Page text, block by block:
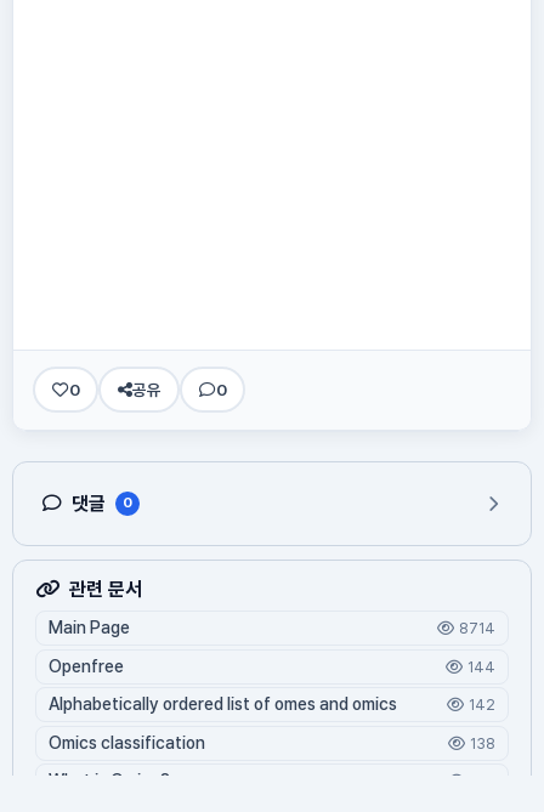
0 공유 0
댓글 0
관련 문서
Main Page 8714
Openfree 144
Alphabetically ordered list of omes and omics 142
Omics classification 138
What is Oming?